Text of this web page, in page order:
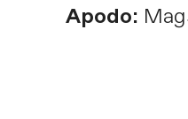
Apodo: